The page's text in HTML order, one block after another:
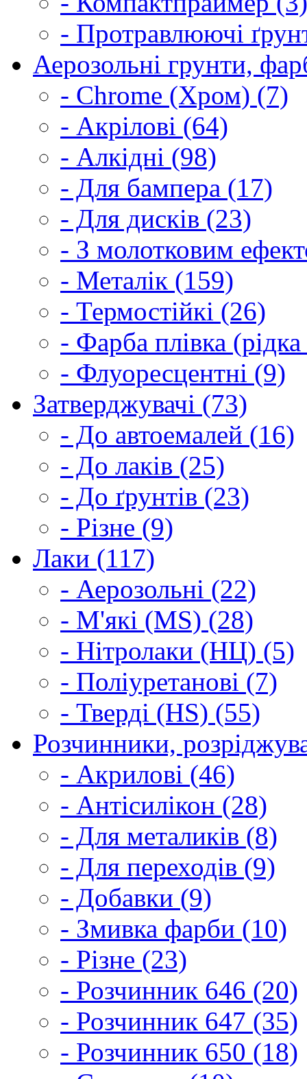
- Протравлюючі
Аерозольні грунти,
- Chrome (Хром) (7)
- Акрілові (64)
- Алкідні (98)
- Для бампера (17)
- Для дисків (23)
- З молотковим
- Металік (159)
- Термостійкі (26)
- Фарба плівка
- Флуоресцентні (9)
Затверджувачі (73)
- До автоемалей (16)
- До лаків (25)
- До ґрунтів (23)
- Різне (9)
Лаки (117)
- Аерозольні (22)
- М'які (MS) (28)
- Нітролаки (НЦ) (5)
- Поліуретанові (7)
- Тверді (HS) (55)
Розчинники,
- Акрилові (46)
- Антісилікон (28)
- Для металиків (8)
- Для переходів (9)
- Добавки (9)
- Змивка фарби (10)
- Різне (23)
- Розчинник 646 (20)
- Розчинник 647 (35)
- Розчинник 650 (18)